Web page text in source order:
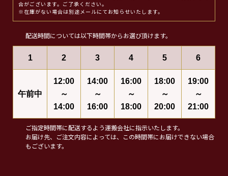
合がございます。ご了承ください。
※在庫がない場合は別途メールにてお知らせいたします。
配送時間については以下時間帯からお選び頂けます。
1 2 3 4 5 6
午前中
12:00
～
14:00
14:00
～
16:00
16:00
～
18:00
18:00
～
20:00
19:00
～
21:00
ご指定時間帯に配送するよう運搬会社に指示いたします。
お届け先、ご注文内容によっては、この時間帯にお届けできない場合
もございます。